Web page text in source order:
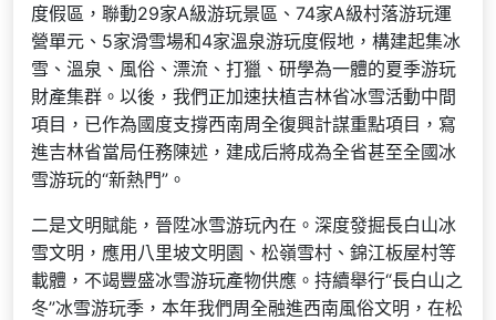
度假區，聯動29家A級游玩景區、74家A級村落游玩運
營單元、5家滑雪場和4家溫泉游玩度假地，構建起集冰
雪、溫泉、風俗、漂流、打獵、研學為一體的夏季游玩
財產集群。以後，我們正加速扶植吉林省冰雪活動中間
項目，已作為國度支撐西南周全復興計謀重點項目，寫
進吉林省當局任務陳述，建成后將成為全省甚至全國冰
雪游玩的“新熱門”。
二是文明賦能，晉陞冰雪游玩內在。深度發掘長白山冰
雪文明，應用八里坡文明園、松嶺雪村、錦江板屋村等
載體，不竭豐盛冰雪游玩產物供應。持續舉行“長白山之
冬”冰雪游玩季，本年我們周全融進西南風俗文明，在松